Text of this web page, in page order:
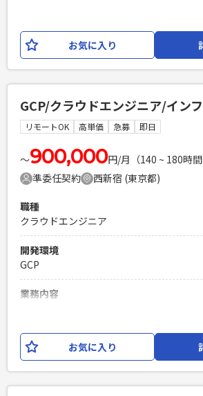
カル要件を考慮したロールアウト計画の
ます。 あわせて、標準業務フローの詳細
支援、進捗・課題管理を行い、遅延して
必須スキル
・グローバルでシステム公開/展開のPJを
有する方 ・会議をリードできるレベルの
PHPを用いたWebサービスの開発経験4
Laravelを用いた開発経験1年以上
エンジニア複数人のチームでの開発経験
お気に入り
GCP/クラウドエンジニア/イン
リモートOK 高単価 急募 即日
〜900,000円/月（140 ~ 180時
準委任契約
西新宿 (東京都)
職種
クラウドエンジニア
開発環境
GCP
業務内容
Cloud（GCP）を基盤としたシステム構
す。 顧客からの要件ヒアリングと企画か
用保守と上流から下流まで携わっていた
お気に入り